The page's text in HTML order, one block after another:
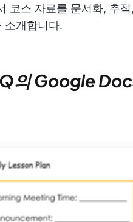
코스 자료를 문서화, 추
소개합니다.
의 Google